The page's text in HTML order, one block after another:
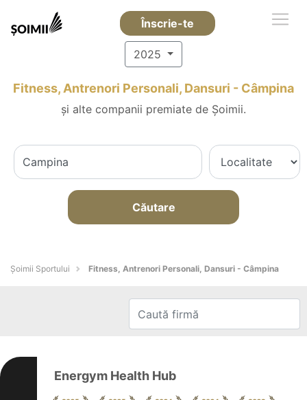
Înscrie-te
2025
Fitness, Antrenori Personali, Dansuri - Câmpina
și alte companii premiate de Șoimii.
Căutare
Șoimii Sportului Fitness, Antrenori Personali, Dansuri - Câmpina
Energym Health Hub